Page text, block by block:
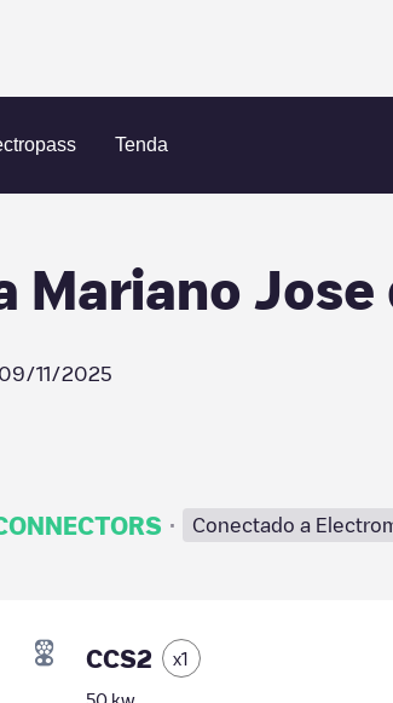
Tenda
Mariano Jose de Larra 01
Jose
09/11/2025
· Conectado a
CCS2 x1
50kw